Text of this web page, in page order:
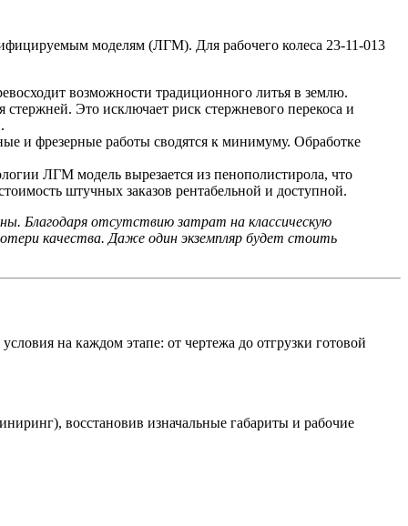
моделям (ЛГМ). Для рабочего колеса 23-11-013
возможности традиционного литья в землю.
Это исключает риск стержневого перекоса и
и фрезерные работы сводятся к минимуму. Обработке
ЛГМ модель вырезается из пенополистирола, что
штучных заказов рентабельной и доступной.
Благодаря отсутствию затрат на классическую
качества. Даже один экземпляр будет стоить
на каждом этапе: от чертежа до отгрузки готовой
восстановив изначальные габариты и рабочие